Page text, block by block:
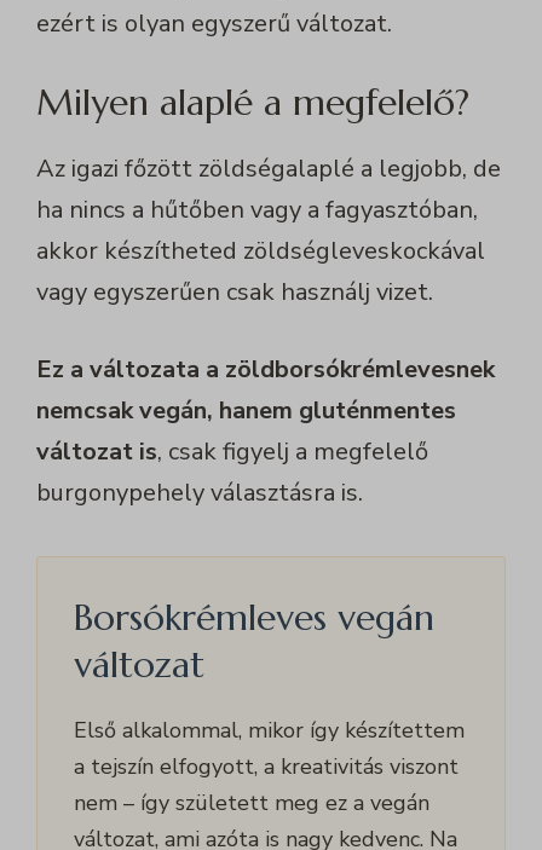
ezért is olyan egyszerű változat.
Milyen alaplé a megfelelő?
Az igazi főzött zöldségalaplé a legjobb, de
ha nincs a hűtőben vagy a fagyasztóban,
akkor készítheted zöldségleveskockával
vagy egyszerűen csak használj vizet.
Ez a változata a zöldborsókrémlevesnek
nemcsak vegán, hanem gluténmentes
változat is, csak figyelj a megfelelő
burgonypehely választásra is.
Borsókrémleves vegán
változat
Első alkalommal, mikor így készítettem
a tejszín elfogyott, a kreativitás viszont
nem – így született meg ez a vegán
változat, ami azóta is nagy kedvenc. Na